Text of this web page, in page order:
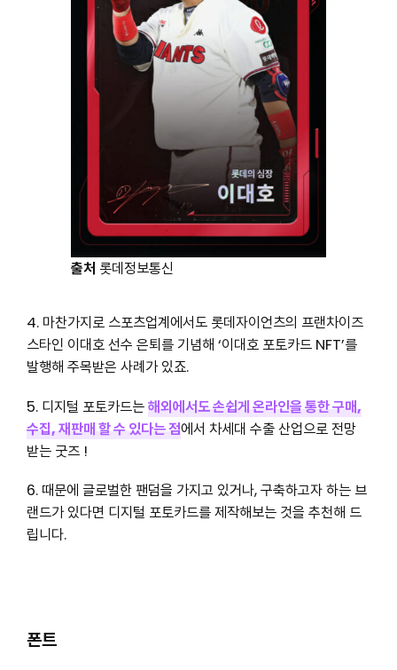
출처 롯데정보통신
4. 마찬가지로 스포츠업계에서도 롯데자이언츠의 프랜차이즈
스타인 이대호 선수 은퇴를 기념해 ‘이대호 포토카드 NFT’를
발행해 주목받은 사례가 있죠.
5. 디지털 포토카드는해외에서도 손쉽게 온라인을 통한 구매,
수집, 재판매 할 수 있다는 점에서 차세대 수출 산업으로 전망
받는 굿즈 !
6. 때문에 글로벌한 팬덤을 가지고 있거나, 구축하고자 하는 브
랜드가 있다면 디지털 포토카드를 제작해보는 것을 추천해 드
립니다.
폰트